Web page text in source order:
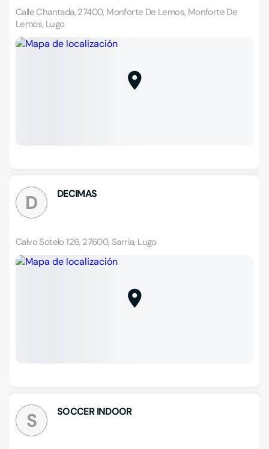
Calle Chantada, 27400, Monforte De Lemos, Monforte De
Lemos, Lugo
D DECIMAS
Calvo Sotelo 126, 27600, Sarria, Lugo
S SOCCER INDOOR